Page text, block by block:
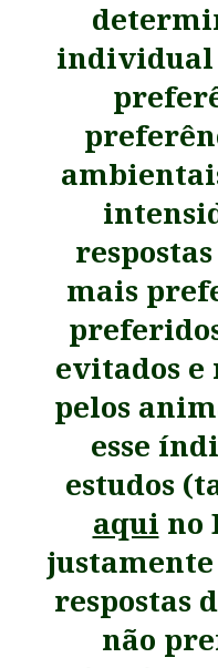
individual
respostas
mais
evitados e
pelos
esse
estudos
aqui no
respostas
não